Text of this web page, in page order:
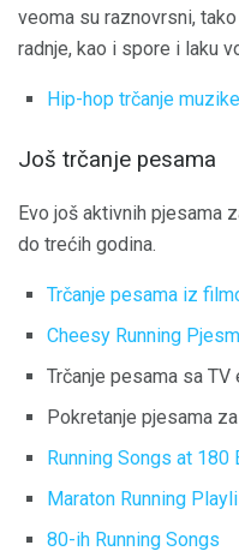
veoma su raznovrsni,
radnje, kao i spore i laku
Hip-hop trčanje muzike
Još trčanje pesama
Evo još aktivnih pjesama
do trećih godina.
Trčanje pesama iz
Cheesy Running
Trčanje pesama sa TV
Pokretanje pjesama
Running Songs at 180
Maraton Running
80-ih Running Songs